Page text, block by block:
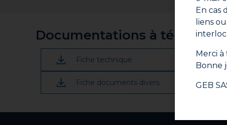
Emboiter sans torsion les parties mâles et
Essuyer le surplus de produit avec un
Après le dernier raccord, attendre 15 min
Pour les réseaux d’eau destinée à la
service.
Consommation
Documentations à
Fiche technique
Fiche documents divers
En cas
liens
Merci
Bonne
GEB